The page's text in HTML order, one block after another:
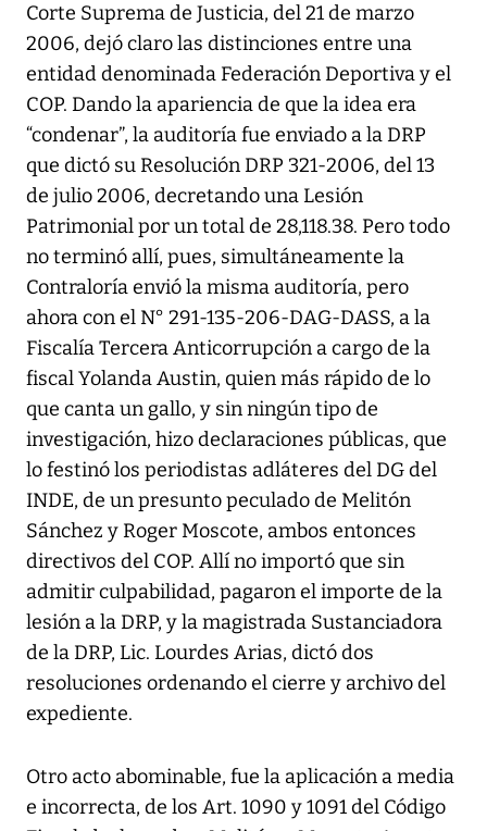
Corte Suprema de Justicia, del 21 de marzo
2006, dejó claro las distinciones entre una
entidad denominada Federación Deportiva y el
COP. Dando la apariencia de que la idea era
“condenar”, la auditoría fue enviado a la DRP
que dictó su Resolución DRP 321-2006, del 13
de julio 2006, decretando una Lesión
Patrimonial por un total de 28,118.38. Pero todo
no terminó allí, pues, simultáneamente la
Contraloría envió la misma auditoría, pero
ahora con el N° 291-135-206-DAG-DASS, a la
Fiscalía Tercera Anticorrupción a cargo de la
fiscal Yolanda Austin, quien más rápido de lo
que canta un gallo, y sin ningún tipo de
investigación, hizo declaraciones públicas, que
lo festinó los periodistas adláteres del DG del
INDE, de un presunto peculado de Melitón
Sánchez y Roger Moscote, ambos entonces
directivos del COP. Allí no importó que sin
admitir culpabilidad, pagaron el importe de la
lesión a la DRP, y la magistrada Sustanciadora
de la DRP, Lic. Lourdes Arias, dictó dos
resoluciones ordenando el cierre y archivo del
expediente.
Otro acto abominable, fue la aplicación a media
e incorrecta, de los Art. 1090 y 1091 del Código